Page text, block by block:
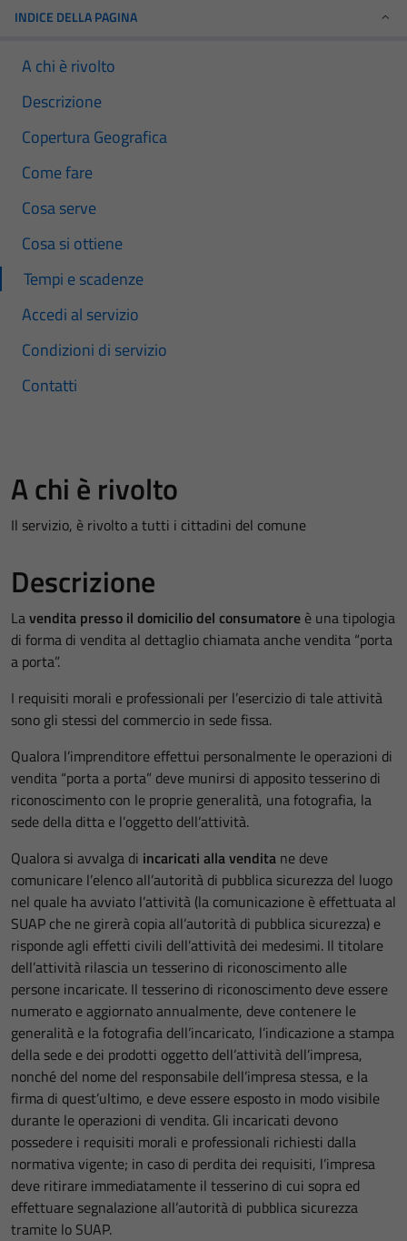
INDICE DELLA PAGINA
A chi è rivolto
Descrizione
Copertura Geografica
Come fare
Cosa serve
Cosa si ottiene
Tempi e scadenze
Accedi al servizio
Condizioni di servizio
Contatti
A chi è rivolto
Il servizio, è rivolto a tutti i cittadini del comune
Descrizione
Lavendita presso il domicilio del consumatore è una tipologia
di forma di vendita al dettaglio chiamata anche vendita “porta
a porta”.
I requisiti morali e professionali per l’esercizio di tale attività
sono gli stessi del commercio in sede fissa.
Qualora l’imprenditore effettui personalmente le operazioni di
vendita “porta a porta” deve munirsi di apposito tesserino di
riconoscimento con le proprie generalità, una fotografia, la
sede della ditta e l’oggetto dell’attività.
Qualora si avvalga di incaricati alla vendita ne deve
comunicare l’elenco all’autorità di pubblica sicurezza del luogo
nel quale ha avviato l’attività (la comunicazione è effettuata al
SUAP che ne girerà copia all’autorità di pubblica sicurezza) e
risponde agli effetti civili dell’attività dei medesimi. Il titolare
dell’attività rilascia un tesserino di riconoscimento alle
persone incaricate. Il tesserino di riconoscimento deve essere
numerato e aggiornato annualmente, deve contenere le
generalità e la fotografia dell’incaricato, l’indicazione a stampa
della sede e dei prodotti oggetto dell’attività dell’impresa,
nonché del nome del responsabile dell’impresa stessa, e la
firma di quest’ultimo, e deve essere esposto in modo visibile
durante le operazioni di vendita. Gli incaricati devono
possedere i requisiti morali e professionali richiesti dalla
normativa vigente; in caso di perdita dei requisiti, l’impresa
deve ritirare immediatamente il tesserino di cui sopra ed
effettuare segnalazione all’autorità di pubblica sicurezza
tramite lo SUAP.